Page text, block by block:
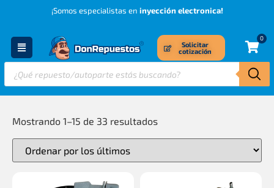
¡Somos especialistas en inyección electronica!
Solicitar
cotización
0
Mostrando 1–15 de 33 resultados